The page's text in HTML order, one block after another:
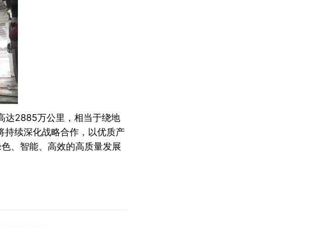
达2885万公里，相当于绕地
续深化战略合作，以优质产
、智能、高效的高质量发展